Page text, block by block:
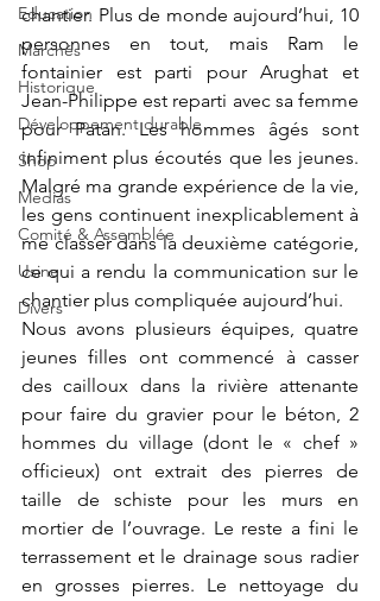
Education
Marchés
Historique
Développement durable
Shop
Medias
Comité & Assemblée
Usine
Divers
chantier. Plus de monde aujourd’hui, 10
personnes en tout, mais Ram le
fontainier est parti pour Arughat et
Jean-Philippe est reparti avec sa femme
pour Patan. Les hommes âgés sont
infiniment plus écoutés que les jeunes.
Malgré ma grande expérience de la vie,
les gens continuent inexplicablement à
me classer dans la deuxième catégorie,
ce qui a rendu la communication sur le
chantier plus compliquée aujourd’hui.
Nous avons plusieurs équipes, quatre
jeunes filles ont commencé à casser
des cailloux dans la rivière attenante
pour faire du gravier pour le béton, 2
hommes du village (dont le « chef »
officieux) ont extrait des pierres de
taille de schiste pour les murs en
mortier de l’ouvrage. Le reste a fini le
terrassement et le drainage sous radier
en grosses pierres. Le nettoyage du